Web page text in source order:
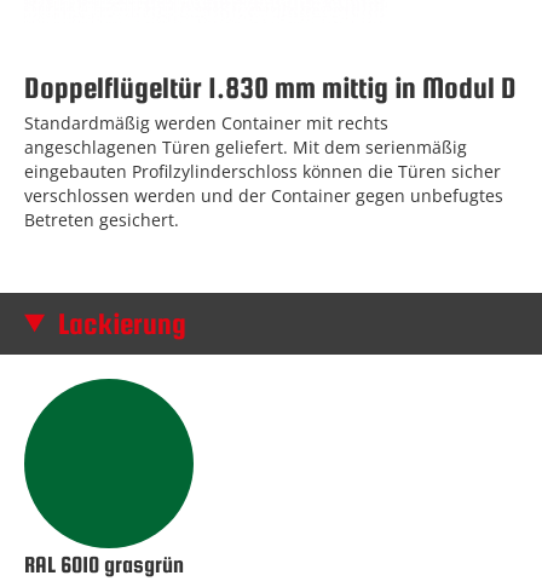
Doppelflügeltür 1.830 mm mittig in Modul D
Standardmäßig werden Container mit rechts
angeschlagenen Türen geliefert. Mit dem serienmäßig
eingebauten Profilzylinderschloss können die Türen sicher
verschlossen werden und der Container gegen unbefugtes
Betreten gesichert.
Lackierung
RAL 6010 grasgrün